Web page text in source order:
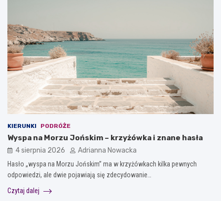
KIERUNKI PODRÓŻE
Wyspa na Morzu Jońskim – krzyżówka i znane hasła
4 sierpnia 2026 Adrianna Nowacka
Hasło „wyspa na Morzu Jońskim” ma w krzyżówkach kilka pewnych
odpowiedzi, ale dwie pojawiają się zdecydowanie…
Czytaj dalej